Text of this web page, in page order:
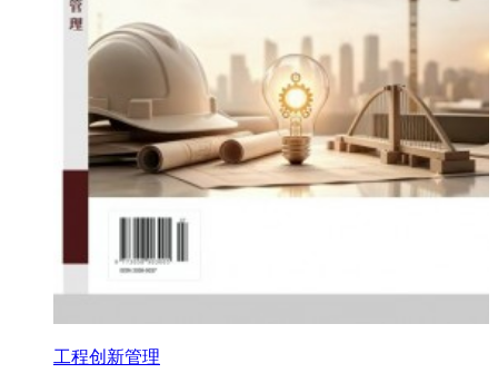
工程创新管理